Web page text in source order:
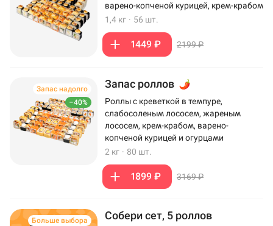
варено-копченой курицей, крем-крабом
1,4 кг · 56 шт.
1449 ₽ 2199 ₽
–40%
Запас надолго Запас роллов
Роллы с креветкой в темпуре,
слабосоленым лососем, жареным
лососем, крем-крабом, варено-
копченой курицей и огурцами
2 кг · 80 шт.
1899 ₽ 3169 ₽
Больше выбора Собери сет, 5 роллов